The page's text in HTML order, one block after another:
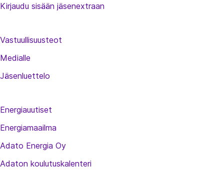
Kirjaudu sisään jäsenextraan
Vastuullisuusteot
Medialle
Jäsenluettelo
Energiauutiset
Energiamaailma
Adato Energia Oy
Adaton koulutuskalenteri